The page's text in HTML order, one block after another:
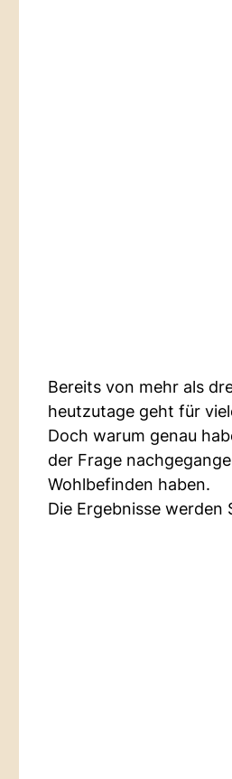
Bereits von mehr als
heutzutage geht für
Doch warum genau
der Frage
Wohlbefinden haben.
Die Ergebnisse werden